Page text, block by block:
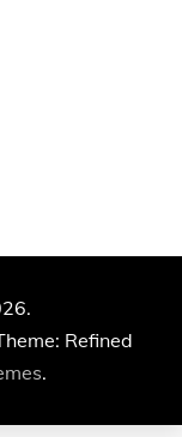
Refined
.